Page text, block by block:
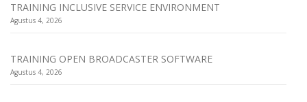
TRAINING INCLUSIVE SERVICE ENVIRONMENT
Agustus 4, 2026
TRAINING OPEN BROADCASTER SOFTWARE
Agustus 4, 2026